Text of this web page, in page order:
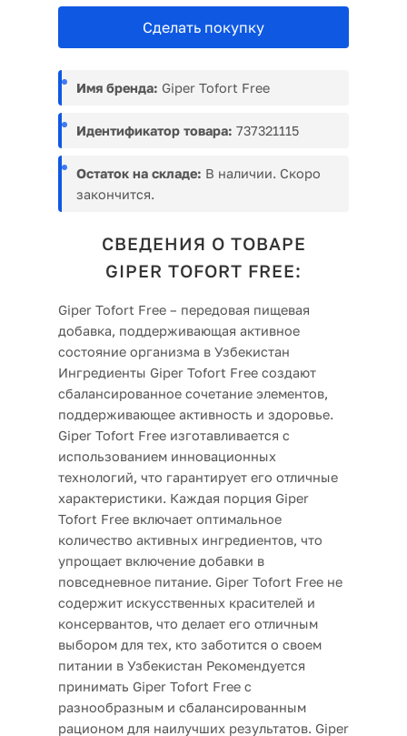
Сделать покупку
Имя бренда: Giper Tofort Free
Идентификатор товара: 737321115
Остаток на складе: В наличии. Скоро
закончится.
СВЕДЕНИЯ О ТОВАРЕ
GIPER TOFORT FREE:
Giper Tofort Free – передовая пищевая
добавка, поддерживающая активное
состояние организма в Узбекистан
Ингредиенты Giper Tofort Free создают
сбалансированное сочетание элементов,
поддерживающее активность и здоровье.
Giper Tofort Free изготавливается с
использованием инновационных
технологий, что гарантирует его отличные
характеристики. Каждая порция Giper
Tofort Free включает оптимальное
количество активных ингредиентов, что
упрощает включение добавки в
повседневное питание. Giper Tofort Free не
содержит искусственных красителей и
консервантов, что делает его отличным
выбором для тех, кто заботится о своем
питании в Узбекистан Рекомендуется
принимать Giper Tofort Free с
разнообразным и сбалансированным
рационом для наилучших результатов. Giper